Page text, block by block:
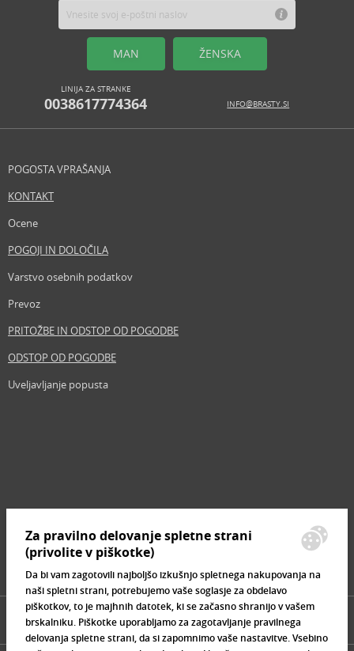
MAN ŽENSKA
LINIJA ZA STRANKE
0038617774364 INFO@BRASTY.SI
POGOSTA VPRAŠANJA
KONTAKT
Ocene
POGOJI IN DOLOČILA
Varstvo osebnih podatkov
Prevoz
PRITOŽBE IN ODSTOP OD POGODBE
ODSTOP OD POGODBE
Uveljavljanje popusta
Znamke, ki se prodajajo
Za pravilno delovanje spletne strani
(privolite v piškotke)
Da bi vam zagotovili najboljšo izkušnjo spletnega nakupovanja na
naši spletni strani, potrebujemo vaše soglasje za obdelavo
piškotkov, to je majhnih datotek, ki se začasno shranijo v vašem
brskalniku. Piškotke uporabljamo za zagotavljanje pravilnega
delovanja spletne strani, da si zapomnimo vaše nastavitve. Vsebino